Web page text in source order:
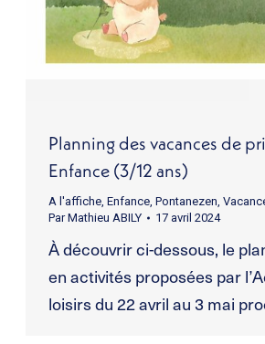
Planning des vacances de
Enfance (3/12 ans)
A l'affiche, Enfance, Pontanezen
ParMathieu ABILY 17 avril 2024
À découvrir ci-dessous, le
en activités proposées par
loisirs du 22 avril au 3 mai